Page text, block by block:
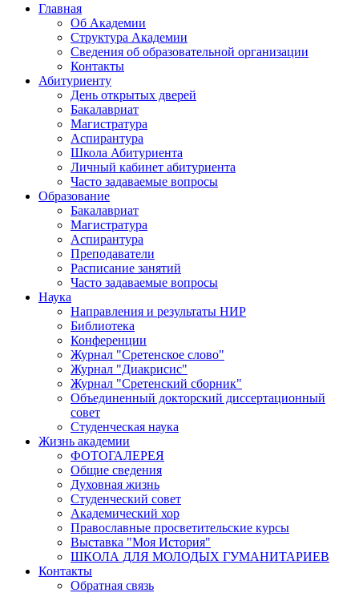
Главная
Об Академии
Структура Академии
Сведения об образовательной организации
Контакты
Абитуриенту
День открытых дверей
Бакалавриат
Магистратура
Аспирантура
Школа Абитуриента
Личный кабинет абитуриента
Часто задаваемые вопросы
Образование
Бакалавриат
Магистратура
Аспирантура
Преподаватели
Расписание занятий
Часто задаваемые вопросы
Наука
Направления и результаты НИР
Библиотека
Конференции
Журнал "Сретенское слово"
Журнал "Диакрисис"
Журнал "Сретенский сборник"
Объединенный докторский диссертационный
совет
Студенческая наука
Жизнь академии
ФОТОГАЛЕРЕЯ
Общие сведения
Духовная жизнь
Студенческий совет
Академический хор
Православные просветительские курсы
Выставка "Моя История"
ШКОЛА ДЛЯ МОЛОДЫХ ГУМАНИТАРИЕВ
Контакты
Обратная связь